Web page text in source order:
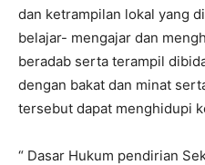
dan ketrampilan lokal yang
belajar- mengajar dan
beradab serta terampil
dengan bakat dan minat
tersebut dapat menghidupi
“ Dasar Hukum pendirian